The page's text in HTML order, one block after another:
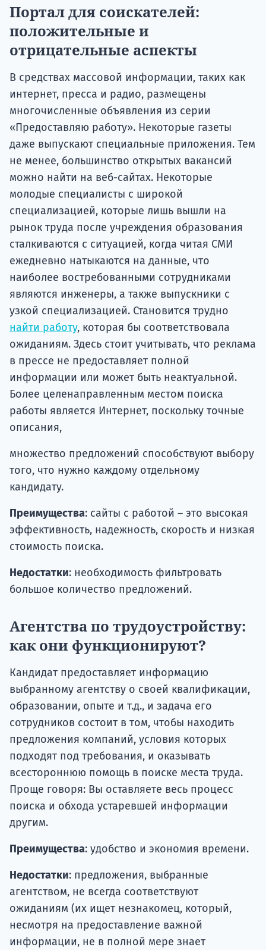
Портал для соискателей:
положительные и
отрицательные аспекты
В средствах массовой информации, таких как
интернет, пресса и радио, размещены
многочисленные объявления из серии
«Предоставляю работу». Некоторые газеты
даже выпускают специальные приложения. Тем
не менее, большинство открытых вакансий
можно найти на веб-сайтах. Некоторые
молодые специалисты с широкой
специализацией, которые лишь вышли на
рынок труда после учреждения образования
сталкиваются с ситуацией, когда читая СМИ
ежедневно натыкаются на данные, что
наиболее востребованными сотрудниками
являются инженеры, а также выпускники с
узкой специализацией. Становится трудно
найти работу, которая бы соответствовала
ожиданиям. Здесь стоит учитывать, что реклама
в прессе не предоставляет полной
информации или может быть неактуальной.
Более целенаправленным местом поиска
работы является Интернет, поскольку точные
описания,
множество предложений способствуют выбору
того, что нужно каждому отдельному
кандидату.
Преимущества: сайты с работой – это высокая
эффективность, надежность, скорость и низкая
стоимость поиска.
Недостатки: необходимость фильтровать
большое количество предложений.
Агентства по трудоустройству:
как они функционируют?
Кандидат предоставляет информацию
выбранному агентству о своей квалификации,
образовании, опыте и т.д., и задача его
сотрудников состоит в том, чтобы находить
предложения компаний, условия которых
подходят под требования, и оказывать
всестороннюю помощь в поиске места труда.
Проще говоря: Вы оставляете весь процесс
поиска и обхода устаревшей информации
другим.
Преимущества: удобство и экономия времени.
Недостатки: предложения, выбранные
агентством, не всегда соответствуют
ожиданиям (их ищет незнакомец, который,
несмотря на предоставление важной
информации, не в полной мере знает